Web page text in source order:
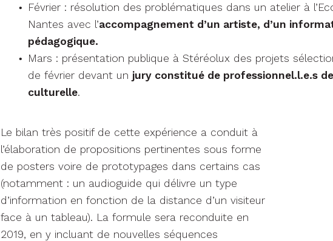
Février : résolution des problématiques dans un atelier à
Nantes avec l’accompagnement d’un artiste, d’un
pédagogique.
Mars : présentation publique à Stéréolux des projets
de février devant un jury constitué de professionnel.l.e.s
culturelle.
Le bilan très positif de cette expérience a conduit à
l’élaboration de propositions pertinentes sous forme
de posters voire de prototypages dans certains cas
(notamment : un audioguide qui délivre un type
d’information en fonction de la distance d’un visiteur
face à un tableau). La formule sera reconduite en
2019, en y incluant de nouvelles séquences